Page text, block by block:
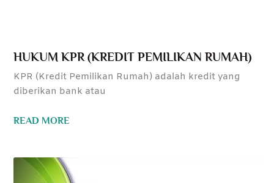
HUKUM KPR (KREDIT PEMILIKAN RUMAH)
KPR (Kredit Pemilikan Rumah) adalah kredit yang
diberikan bank atau
READ MORE